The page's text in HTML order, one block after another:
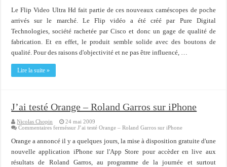
Le Flip Video Ultra Hd fait partie de ces nouveaux caméscopes de poche
arrivés sur le marché. Le Flip vidéo a été créé par Pure Digital
Technologies, société rachetée par Cisco et donc un gage de qualité de
fabrication. Et en effet, le produit semble solide avec des boutons de
qualité. Pour des raisons d'objectivité et ne pas être influencé, …
Lire la suite »
J’ai testé Orange – Roland Garros sur iPhone
Nicolas Chopin
24 mai 2009
Commentaires ferméssur J’ai testé Orange – Roland Garros sur iPhone
Orange a annoncé il y a quelques jours, la mise à disposition gratuite d'une
nouvelle application iPhone sur l'App Store pour accèder en live aux
résultats de Roland Garros, au programme de la journée et surtout